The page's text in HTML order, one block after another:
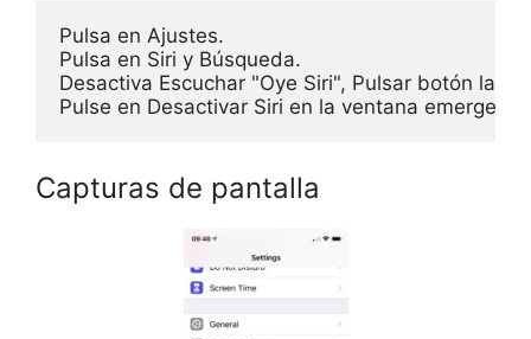
Pulsa en Ajustes.
Pulsa en Siri y Búsqueda.
Desactiva Escuchar "Oye Siri", Pulsar botón
Pulse en Desactivar Siri en la ventana
Capturas de pantalla